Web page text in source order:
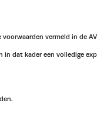
vermeld in de
in dat kader een volledige